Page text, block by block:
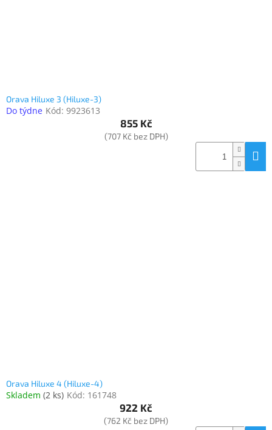
Orava Hiluxe 3 (Hiluxe-3)
Do týdne Kód: 9923613
855 Kč
(707 Kč bez DPH)
Orava Hiluxe 4 (Hiluxe-4)
Skladem (2 ks) Kód: 161748
922 Kč
(762 Kč bez DPH)